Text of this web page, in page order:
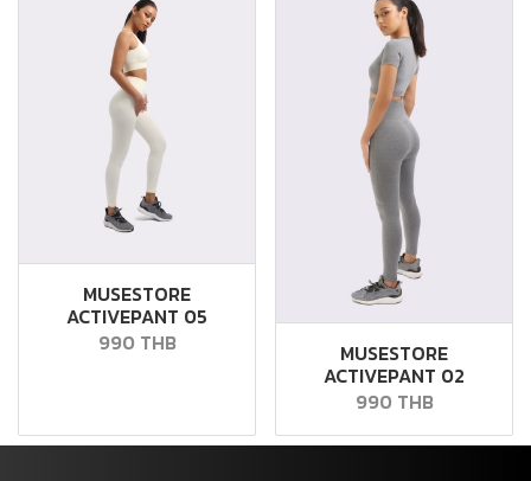
MUSESTORE
ACTIVEPANT 05
990 THB
MUSESTORE
ACTIVEPANT 02
990 THB